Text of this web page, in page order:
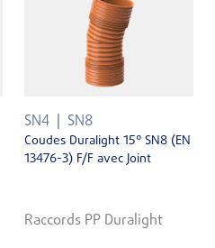
SN4 SN8
Coudes Duralight 15° SN8 (EN
13476-3) F/F avec Joint
Raccords PP Duralight